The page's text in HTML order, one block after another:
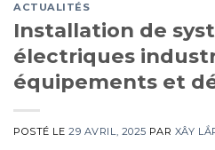
ACTUALITÉS
Installation de
électriques
équipements et
POSTÉ LE29 AVRIL, 2025 PAR XÂY